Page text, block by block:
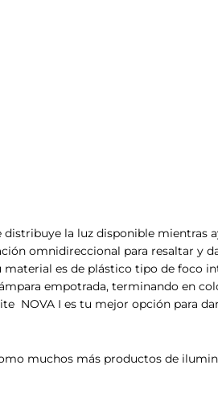
la luz disponible mientras
omnidireccional para resaltar y
es de plástico tipo de foco
empotrada, terminando en
NOVA I es tu mejor opción para
muchos más productos de